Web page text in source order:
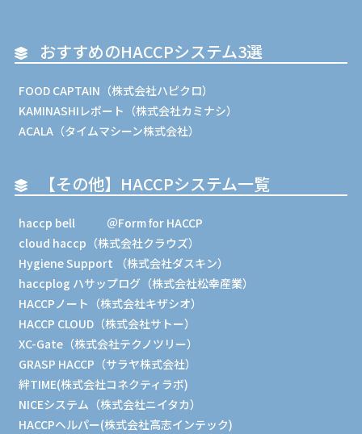
おすすめのHACCPシステム3選
FOOD CAPTAIN（株式会社ハピクロ）
KAMINASHIレポート（株式会社カミナシ）
ACALA（タイムマシーン株式会社）
【その他】HACCPシステム一覧
haccp bell
＠Form for HACCP
cloud haccp（株式会社クラウズ）
Hygiene Support （株式会社ダスキン）
haccplog ハサップログ（株式会社松幸産業）
HACCPノート（株式会社キザシオ）
HACCP CLOUD（株式会社サトー）
XC-Gate（株式会社テクノツリー）
GRASP HACCP（サラヤ株式会社）
絆TIME(株式会社コネクティラボ)
NICEシステム（株式会社ニイタカ）
HACCPヘルパー(株式会社高志インテック)